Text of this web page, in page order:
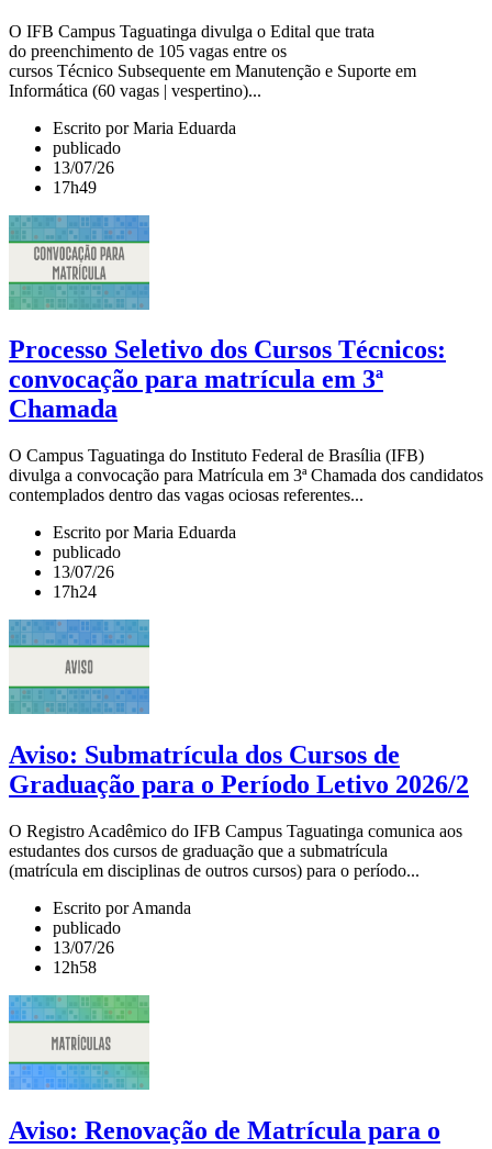
O IFB Campus Taguatinga divulga o Edital que trata
do preenchimento de 105 vagas entre os
cursos Técnico Subsequente em Manutenção e Suporte em
Informática (60 vagas | vespertino)...
Escrito por Maria Eduarda
publicado
13/07/26
17h49
Processo Seletivo dos Cursos Técnicos:
convocação para matrícula em 3ª
Chamada
O Campus Taguatinga do Instituto Federal de Brasília (IFB)
divulga a convocação para Matrícula em 3ª Chamada dos candidatos
contemplados dentro das vagas ociosas referentes...
Escrito por Maria Eduarda
publicado
13/07/26
17h24
Aviso: Submatrícula dos Cursos de
Graduação para o Período Letivo 2026/2
O Registro Acadêmico do IFB Campus Taguatinga comunica aos
estudantes dos cursos de graduação que a submatrícula
(matrícula em disciplinas de outros cursos) para o período...
Escrito por Amanda
publicado
13/07/26
12h58
Aviso: Renovação de Matrícula para o